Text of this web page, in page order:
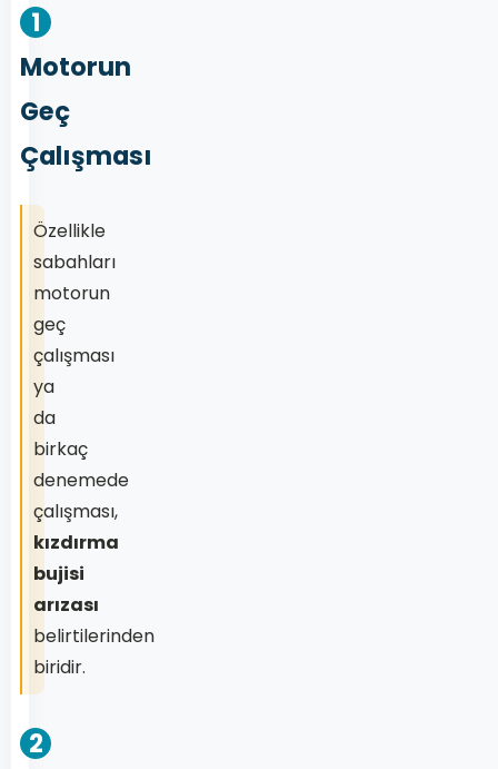
1
Motorun
Geç
Çalışması
Özellikle
sabahları
motorun
geç
çalışması
ya
da
birkaç
denemede
çalışması,
kızdırma
bujisi
arızası
belirtilerinden
biridir.
2